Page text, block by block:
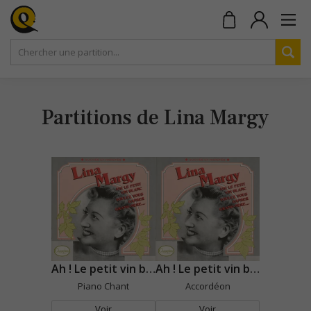
Partitions de Lina Margy
Ah ! Le petit vin blanc
Piano Chant
Ah ! Le petit vin blanc
Accordéon